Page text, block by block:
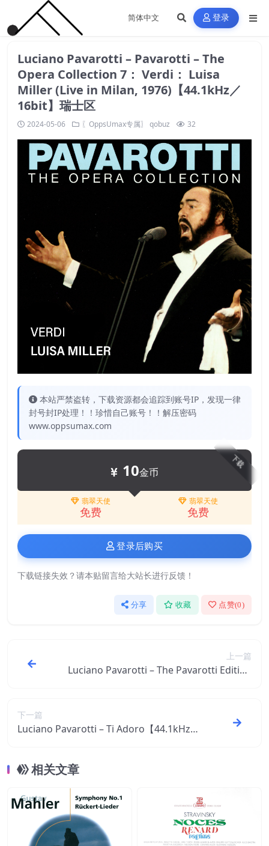
登录
Luciano Pavarotti – Pavarotti – The
Opera Collection 7： Verdi： Luisa
Miller (Live in Milan, 1976)【44.1kHz／
16bit】瑞士区
2024-05-06 〖OppsUmax专属〗 qobuz 32
本站严禁盗转，下载资源都会追踪到账号IP，发现一律
封号封IP处理！！珍惜自己账号！！解压密码
www.oppsumax.com
下载
10金币
翡翠天使
免费
翡翠天使
免费
登录后购买
下载链接失效？请本贴留言给大站长进行反馈！
分享 收藏 点赞(0)
上一篇
Luciano Pavarotti – The Pavarotti Edition
下一篇
Luciano Pavarotti – Ti Adoro【44.1kHz／
相关文章